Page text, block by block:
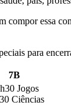
essa
para
7B
Jogos
Ciências